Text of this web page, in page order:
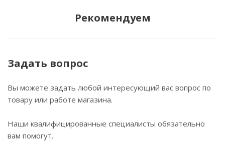
Рекомендуем
Задать вопрос
Вы можете задать любой интересующий вас вопрос по
товару или работе магазина.
Наши квалифицированные специалисты обязательно
вам помогут.